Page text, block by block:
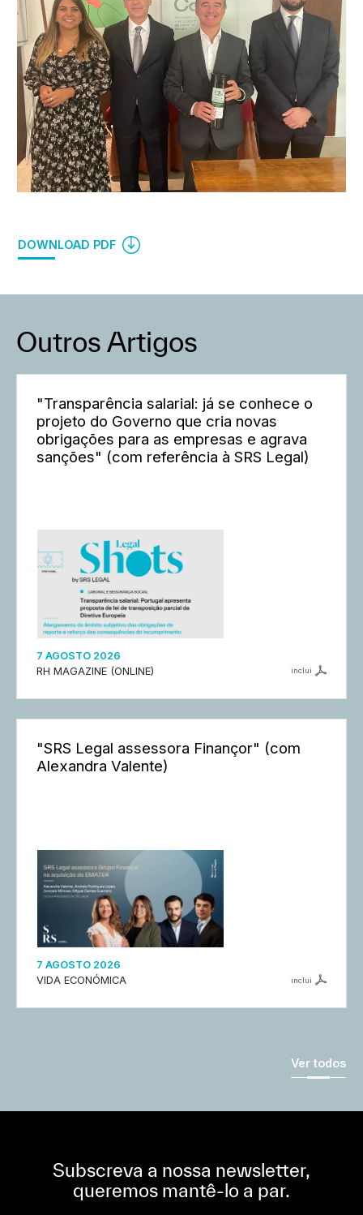
DOWNLOAD PDF
Outros Artigos
"Transparência salarial: já se conhece o
projeto do Governo que cria novas
obrigações para as empresas e agrava
sanções" (com referência à SRS Legal)
7 AGOSTO 2026
RH MAGAZINE (ONLINE)
inclui
"SRS Legal assessora Finançor" (com
Alexandra Valente)
7 AGOSTO 2026
VIDA ECONÓMICA
inclui
Ver todos
Subscreva a nossa newsletter,
queremos mantê-lo a par.